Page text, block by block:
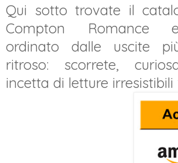
Qui sotto trovate il
Compton Romance
ordinato dalle uscite
ritroso: scorrete,
incetta di letture irresistibili